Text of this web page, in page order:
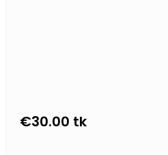
€30.00 tk